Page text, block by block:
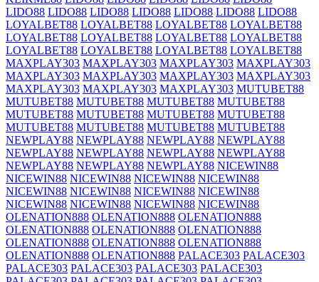
LIDO88 LIDO88 LIDO88 LIDO88 LIDO88 LIDO88 LIDO88
LOYALBET88 LOYALBET88 LOYALBET88 LOYALBET88
LOYALBET88 LOYALBET88 LOYALBET88 LOYALBET88
LOYALBET88 LOYALBET88 LOYALBET88 LOYALBET88
MAXPLAY303 MAXPLAY303 MAXPLAY303 MAXPLAY303
MAXPLAY303 MAXPLAY303 MAXPLAY303 MAXPLAY303
MAXPLAY303 MAXPLAY303 MAXPLAY303 MUTUBET88
MUTUBET88 MUTUBET88 MUTUBET88 MUTUBET88
MUTUBET88 MUTUBET88 MUTUBET88 MUTUBET88
MUTUBET88 MUTUBET88 MUTUBET88 MUTUBET88
NEWPLAY88 NEWPLAY88 NEWPLAY88 NEWPLAY88
NEWPLAY88 NEWPLAY88 NEWPLAY88 NEWPLAY88
NEWPLAY88 NEWPLAY88 NEWPLAY88 NICEWIN88
NICEWIN88 NICEWIN88 NICEWIN88 NICEWIN88
NICEWIN88 NICEWIN88 NICEWIN88 NICEWIN88
NICEWIN88 NICEWIN88 NICEWIN88 NICEWIN88
OLENATION888 OLENATION888 OLENATION888
OLENATION888 OLENATION888 OLENATION888
OLENATION888 OLENATION888 OLENATION888
OLENATION888 OLENATION888 PALACE303 PALACE303
PALACE303 PALACE303 PALACE303 PALACE303